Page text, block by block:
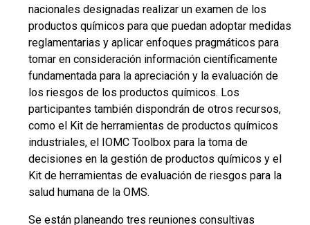
nacionales designadas realizar un examen de los
productos químicos para que puedan adoptar medidas
reglamentarias y aplicar enfoques pragmáticos para
tomar en consideración información científicamente
fundamentada para la apreciación y la evaluación de
los riesgos de los productos químicos. Los
participantes también dispondrán de otros recursos,
como el Kit de herramientas de productos químicos
industriales, el IOMC Toolbox para la toma de
decisiones en la gestión de productos químicos y el
Kit de herramientas de evaluación de riesgos para la
salud humana de la OMS.
Se están planeando tres reuniones consultivas